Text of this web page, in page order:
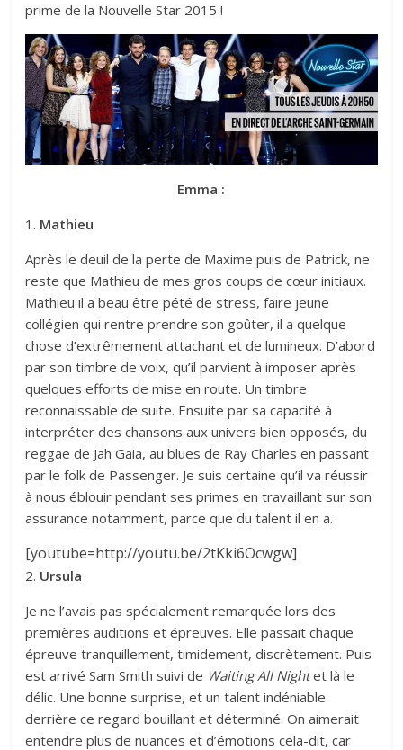
prime de la Nouvelle Star 2015 !
Emma :
1. Mathieu
Après le deuil de la perte de Maxime puis de Patrick, ne
reste que Mathieu de mes gros coups de cœur initiaux.
Mathieu il a beau être pété de stress, faire jeune
collégien qui rentre prendre son goûter, il a quelque
chose d’extrêmement attachant et de lumineux. D’abord
par son timbre de voix, qu’il parvient à imposer après
quelques efforts de mise en route. Un timbre
reconnaissable de suite. Ensuite par sa capacité à
interpréter des chansons aux univers bien opposés, du
reggae de Jah Gaia, au blues de Ray Charles en passant
par le folk de Passenger. Je suis certaine qu’il va réussir
à nous éblouir pendant ses primes en travaillant sur son
assurance notamment, parce que du talent il en a.
[youtube=http://youtu.be/2tKki6Ocwgw]
2. Ursula
Je ne l’avais pas spécialement remarquée lors des
premières auditions et épreuves. Elle passait chaque
épreuve tranquillement, timidement, discrètement. Puis
est arrivé Sam Smith suivi de Waiting All Nightet là le
délic. Une bonne surprise, et un talent indéniable
derrière ce regard bouillant et déterminé. On aimerait
entendre plus de nuances et d’émotions cela-dit, car